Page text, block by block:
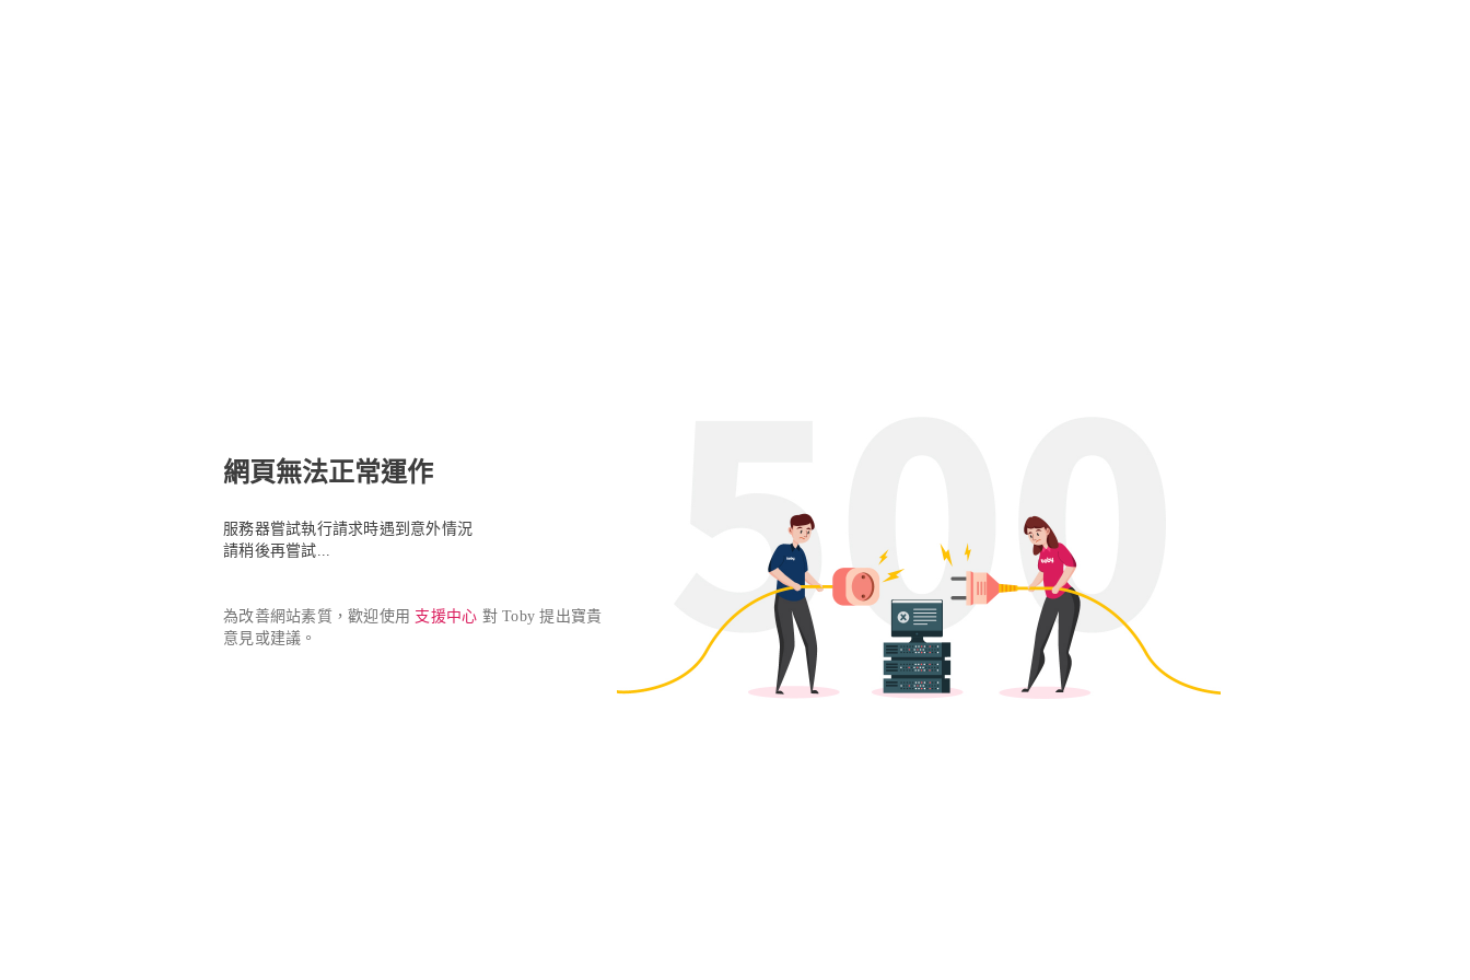
網頁無法正常運作
服務器嘗試執行請求時遇到意外情況
請稍後再嘗試...
為改善網站素質，歡迎使用 支援中心 對 Toby 提出寶貴
意見或建議。